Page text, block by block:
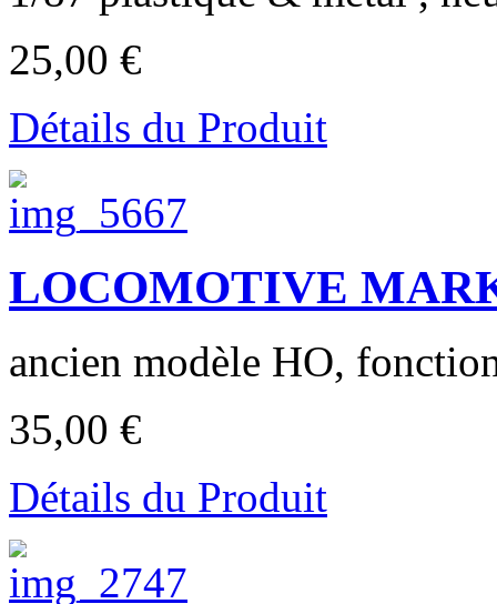
25,00 €
Détails du Produit
LOCOMOTIVE
ancien modèle HO,
35,00 €
Détails du Produit